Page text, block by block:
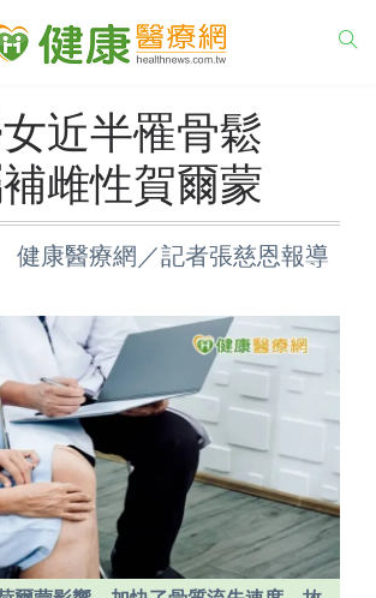
近半罹骨鬆
雌性賀爾蒙
健康醫療網／記者張慈恩報導